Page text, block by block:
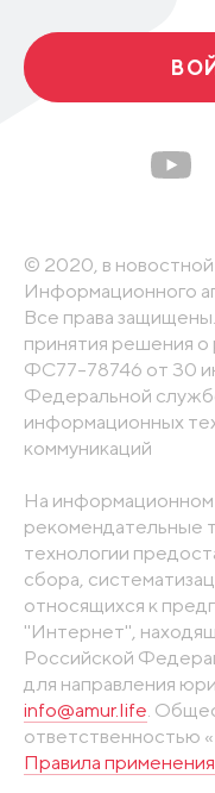
© 2020, в
Информационного
Все права
принятия решения
ФС77-78746 от 30
Федеральной
информационных
коммуникаций
На
рекомендательные
технологии
сбора,
относящихся к
"Интернет",
Российской
для направления
info@amur.life .
ответственностью
Правила